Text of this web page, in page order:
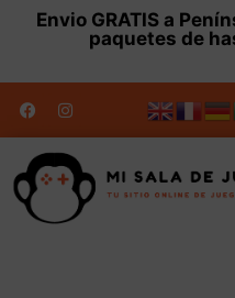
Envio GRATISa
paquetes de